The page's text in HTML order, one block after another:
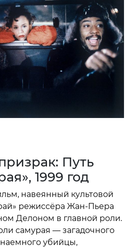
Путь
1999 год
навеянный культовой
режиссёра Жан-Пьера
Делоном в главной роли.
самурая — загадочного
убийцы,